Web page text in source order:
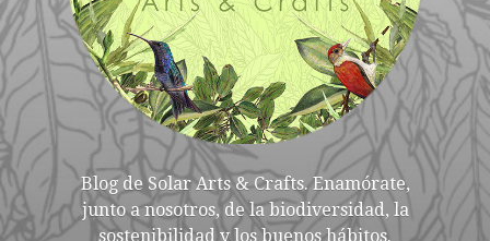
Blog de Solar Arts & Crafts. Enamórate,
junto a nosotros, de la biodiversidad, la
sostenibilidad y los buenos hábitos.